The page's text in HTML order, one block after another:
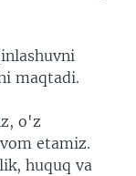
maqtadi.
o'z
etamiz.
huquq va